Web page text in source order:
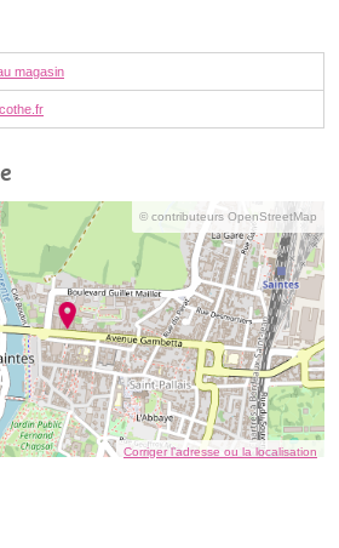
magasin
© contributeurs OpenStreetMap
Corriger l’adresse ou la localisation